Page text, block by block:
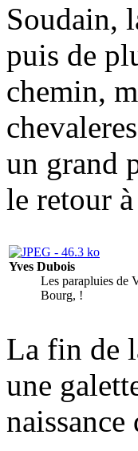
Soudain,
puis de
chemin,
un grand
le retour
Yves Dubois
Les parapluies de
Bourg, !
La fin de
une